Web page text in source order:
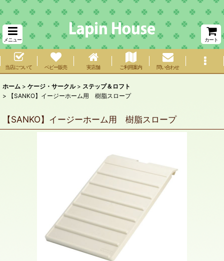
メニュー カート
当店について ベビー販売 実店舗 ご利用案内 問い合わせ
ホーム > ケージ・サークル > ステップ＆ロフト
>
【SANKO】イージーホーム用 樹脂スロープ
【SANKO】イージーホーム用 樹脂スロープ